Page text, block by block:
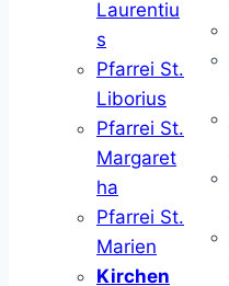
Laurentiu
s
Pfarrei St.
Liborius
Pfarrei St.
Margaret
ha
Pfarrei St.
Marien
Kirchen